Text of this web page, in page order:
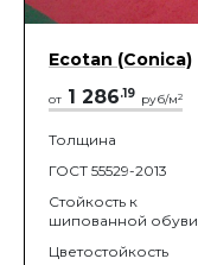
Ecotan (Conica)
от 1 286.19 руб/м2
Толщина
ГОСТ 55529-2013
Стойкость к
шипованной обуви
Цветостойкость